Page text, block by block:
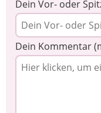
Dein Vor- oder
Dein Kommentar